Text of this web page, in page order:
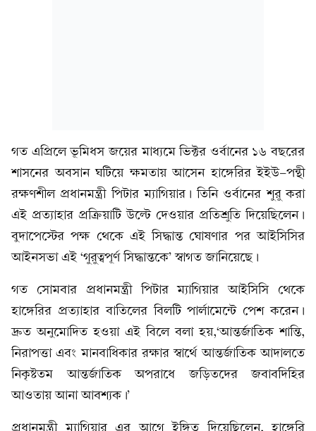
গত এপ্রিলে ভূমিধস জয়ের মাধ্যমে ভিক্টর ওর্বানের ১৬ বছরের
শাসনের অবসান ঘটিয়ে ক্ষমতায় আসেন হাঙ্গেরির ইইউ-পন্থী
রক্ষণশীল প্রধানমন্ত্রী পিটার ম্যাগিয়ার। তিনি ওর্বানের শুরু করা
এই প্রত্যাহার প্রক্রিয়াটি উল্টে দেওয়ার প্রতিশ্রুতি দিয়েছিলেন।
বুদাপেস্টের পক্ষ থেকে এই সিদ্ধান্ত ঘোষণার পর আইসিসির
আইনসভা এই ‘গুরুত্বপূর্ণ সিদ্ধান্তকে’ স্বাগত জানিয়েছে।
গত সোমবার প্রধানমন্ত্রী পিটার ম্যাগিয়ার আইসিসি থেকে
হাঙ্গেরির প্রত্যাহার বাতিলের বিলটি পার্লামেন্টে পেশ করেন।
দ্রুত অনুমোদিত হওয়া এই বিলে বলা হয়,‘আন্তর্জাতিক শান্তি,
নিরাপত্তা এবং মানবাধিকার রক্ষার স্বার্থে আন্তর্জাতিক আদালতে
নিকৃষ্টতম আন্তর্জাতিক অপরাধে জড়িতদের জবাবদিহির
আওতায় আনা আবশ্যক।’
প্রধানমন্ত্রী ম্যাগিয়ার এর আগে ইঙ্গিত দিয়েছিলেন, হাঙ্গেরি